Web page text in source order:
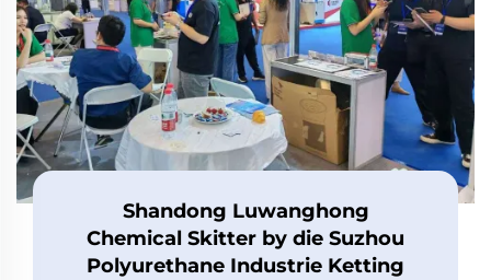
Shandong Luwanghong
Chemical Skitter by die Suzhou
Polyurethane Industrie Ketting